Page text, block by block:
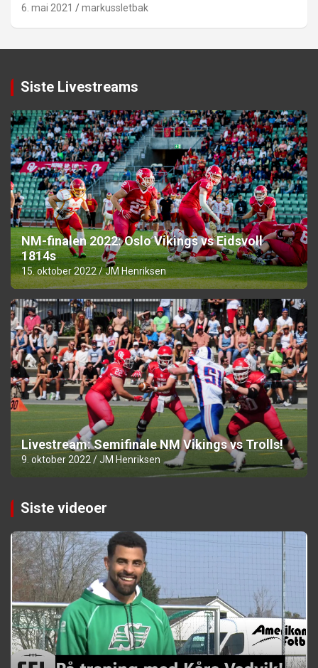
6. mai 2021 markussletbak
Siste Livestreams
NM-finalen 2022: Oslo Vikings vs Eidsvoll
1814s
15. oktober 2022 JM Henriksen
Livestream: Semifinale NM Vikings vs Trolls!
9. oktober 2022 JM Henriksen
Siste videoer